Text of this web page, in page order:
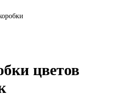
цветов